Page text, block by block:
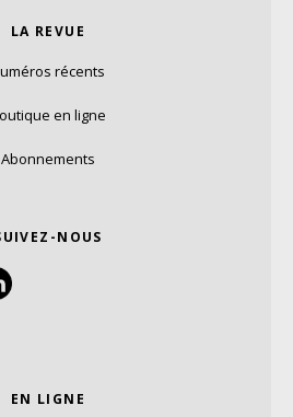
LA REVUE
récents
en ligne
Abonnements
NOUS
EN LIGNE